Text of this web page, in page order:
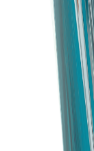
Interfață ușor
Asigurarea
prin
eficiența.